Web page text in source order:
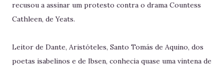
recusou a assinar um protesto contra o drama Countess
Cathleen, de Yeats.
Leitor de Dante, Aristóteles, Santo Tomás de Aquino, dos
poetas isabelinos e de Ibsen, conhecia quase uma vintena de